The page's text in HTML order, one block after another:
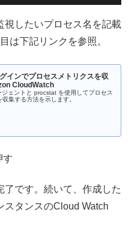
視したいプロセス名を記載
は下記リンクを参照。
インでプロセスメトリクスを収
CloudWatch
ェントと procstat を使用してプロセス
集する方法を示します。
す
了です。続いて、作成した
スタンスのCloud Watch